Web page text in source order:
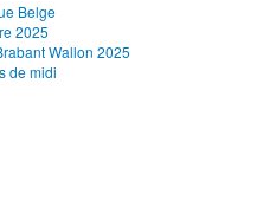
Belge
2025
Wallon 2025
de midi